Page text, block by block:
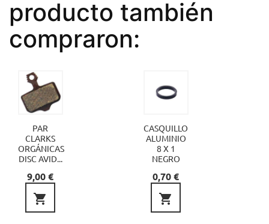
producto también
compraron:
PAR
CLARKS
ORGÁNICAS
DISC AVID...
Precio
9,00 €

CASQUILLO
ALUMINIO
8 X 1
NEGRO
Precio
0,70 €
